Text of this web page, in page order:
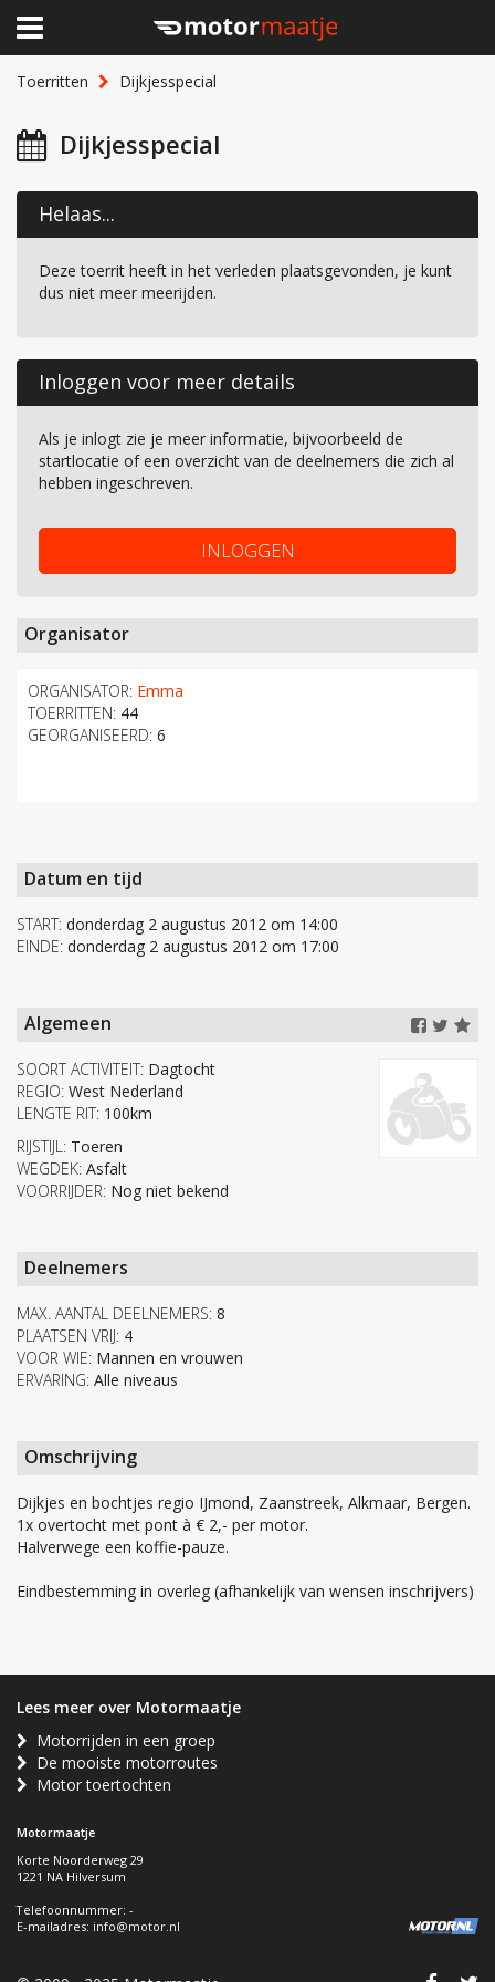
Toerritten Dijkjesspecial
Dijkjesspecial
Helaas...
Deze toerrit heeft in het verleden plaatsgevonden, je kunt
dus niet meer meerijden.
Inloggen voor meer details
Als je inlogt zie je meer informatie, bijvoorbeeld de
startlocatie of een overzicht van de deelnemers die zich al
hebben ingeschreven.
INLOGGEN
Organisator
ORGANISATOR: Emma
TOERRITTEN: 44
GEORGANISEERD: 6
Datum en tijd
START: donderdag 2 augustus 2012 om 14:00
EINDE: donderdag 2 augustus 2012 om 17:00
Algemeen
SOORT ACTIVITEIT: Dagtocht
REGIO: West Nederland
LENGTE RIT: 100km
RIJSTIJL: Toeren
WEGDEK: Asfalt
VOORRIJDER: Nog niet bekend
Deelnemers
MAX. AANTAL DEELNEMERS: 8
PLAATSEN VRIJ: 4
VOOR WIE: Mannen en vrouwen
ERVARING: Alle niveaus
Omschrijving
Dijkjes en bochtjes regio IJmond, Zaanstreek, Alkmaar, Bergen.
1x overtocht met pont à € 2,- per motor.
Halverwege een koffie-pauze.
Eindbestemming in overleg (afhankelijk van wensen inschrijvers)
Lees meer over Motormaatje
Motorrijden in een groep
De mooiste motorroutes
Motor toertochten
Motormaatje
Korte Noorderweg 29
1221 NA Hilversum
Telefoonnummer: -
E-mailadres: info@motor.nl
×
Home
Clubhuis
Lid worden
Over Motormaatje